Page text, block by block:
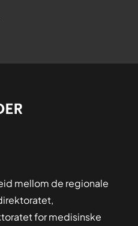
mellom de regionale
for medisinske